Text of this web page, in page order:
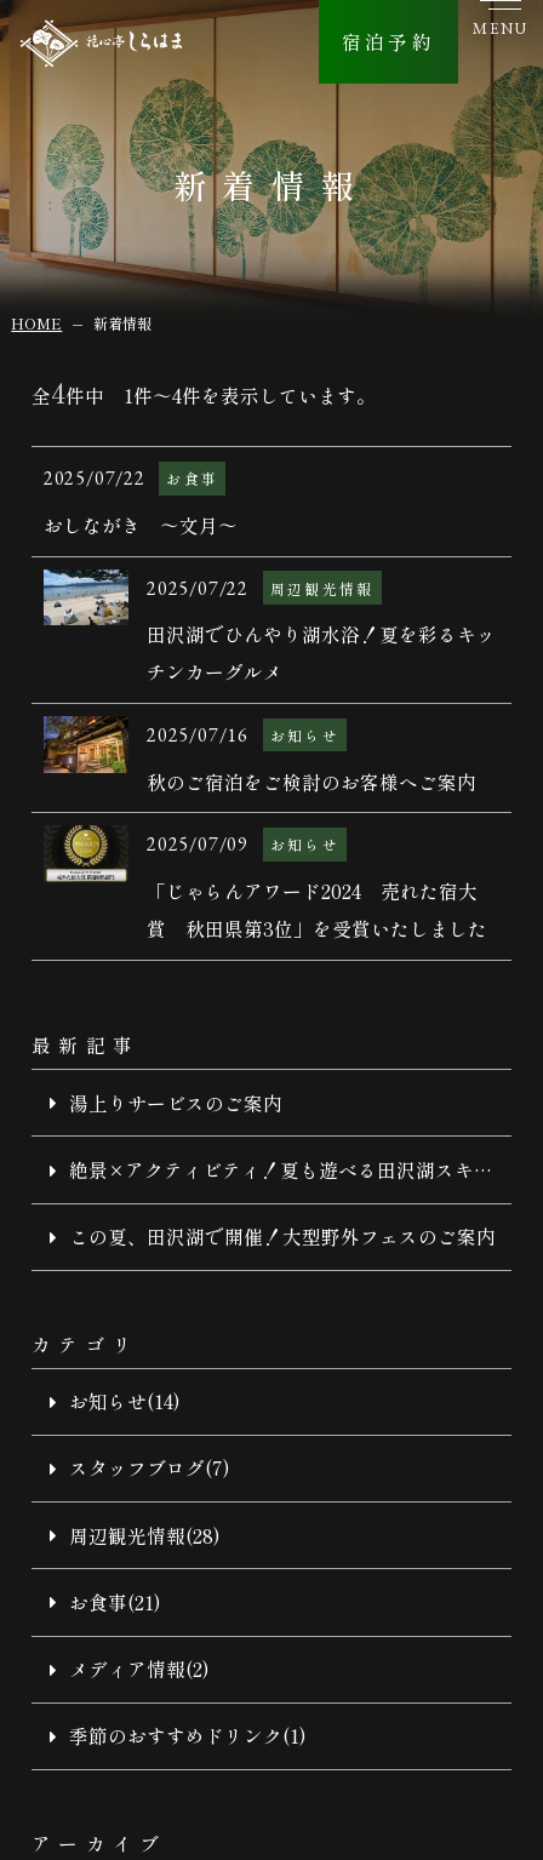
宿泊予約 MENU
新着情報
HOME 新着情報
全4件中 1件～4件を表示しています。
2025/07/22 お食事
おしながき ～文月～
2025/07/22 周辺観光情報
田沢湖でひんやり湖水浴！夏を彩るキッ
チンカーグルメ
2025/07/16 お知らせ
秋のご宿泊をご検討のお客様へご案内
2025/07/09 お知らせ
「じゃらんアワード2024 売れた宿大
賞 秋田県第3位」を受賞いたしました
最新記事
湯上りサービスのご案内
絶景×アクティビティ！夏も遊べる田沢湖スキー
場
この夏、田沢湖で開催！大型野外フェスのご案内
カテゴリ
お知らせ(14)
スタッフブログ(7)
周辺観光情報(28)
お食事(21)
メディア情報(2)
季節のおすすめドリンク(1)
アーカイブ